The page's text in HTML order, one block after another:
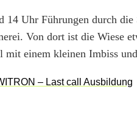
Uhr Führungen durch die
Von dort ist die Wiese
einem kleinen Imbiss